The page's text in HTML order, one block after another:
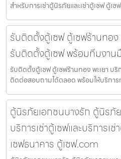
สำหรับการเช่าตู้นิรภัยและเช่าตู้เซฟ ตู้เซ
รับติดตั้งตู้เซฟ ตู้เซฟร้านทอง
รับติดตั้งตู้เซฟ พร้อมทีมงาน
รับติดตั้งตู้เซฟ ตู้เซฟร้านทอง พะเยา บ
ติดต่อสอบถามได้ตลอด พร้อมให้บริกา
ตู้นิรภัยเอกชนบางรัก ตู้นิรภั
บริการเช่าตู้เซฟและบริการ
เซฟธนาคาร ตู้เซฟ.com